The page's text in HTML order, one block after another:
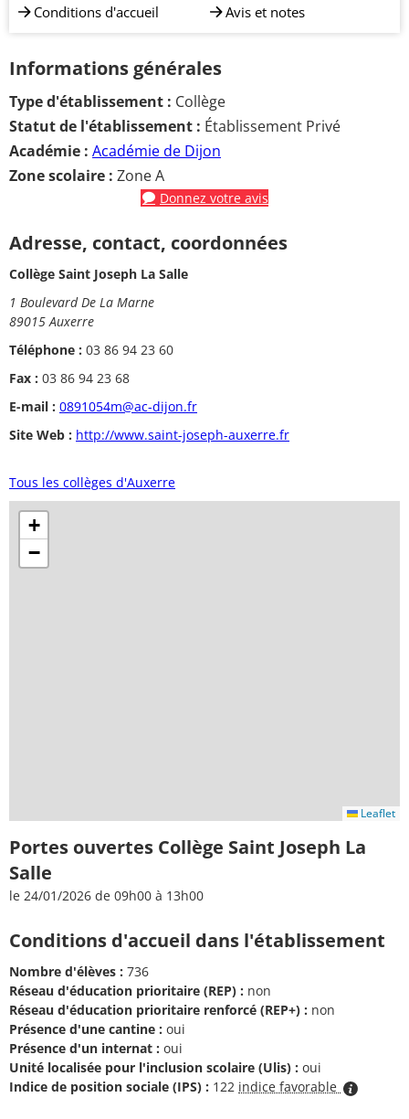
Conditions d'accueil
Avis et notes
Informations générales
Type d'établissement : Collège
Statut de l'établissement : Établissement Privé
Académie : Académie de Dijon
Zone scolaire : Zone A
Donnez votre avis
Adresse, contact, coordonnées
Collège Saint Joseph La Salle
1 Boulevard De La Marne
89015 Auxerre
Téléphone : 03 86 94 23 60
Fax : 03 86 94 23 68
E-mail : 0891054m@ac-dijon.fr
Site Web : http://www.saint-joseph-auxerre.fr
Tous les collèges d'Auxerre
+
−
Leaflet
Portes ouvertes Collège Saint Joseph La
Salle
le 24/01/2026 de 09h00 à 13h00
Conditions d'accueil dans l'établissement
Nombre d'élèves : 736
Réseau d'éducation prioritaire (REP) : non
Réseau d'éducation prioritaire renforcé (REP+) : non
Présence d'une cantine : oui
Présence d'un internat : oui
Unité localisée pour l'inclusion scolaire (Ulis) : oui
Indice de position sociale (IPS) : 122 indice favorable